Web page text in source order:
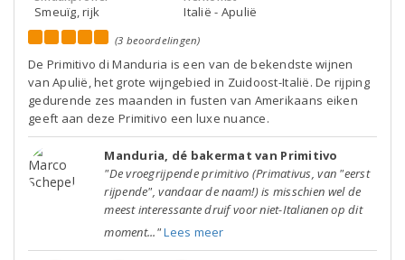
Smeuïg, rijk Italië - Apulië
(3 beoordelingen)
De Primitivo di Manduria is een van de bekendste wijnen
van Apulië, het grote wijngebied in Zuidoost-Italië. De rijping
gedurende zes maanden in fusten van Amerikaans eiken
geeft aan deze Primitivo een luxe nuance.
Manduria, dé bakermat van Primitivo
"De vroegrijpende primitivo (Primativus, van "eerst
rijpende", vandaar de naam!) is misschien wel de
meest interessante druif voor niet-Italianen op dit
moment..."Lees meer